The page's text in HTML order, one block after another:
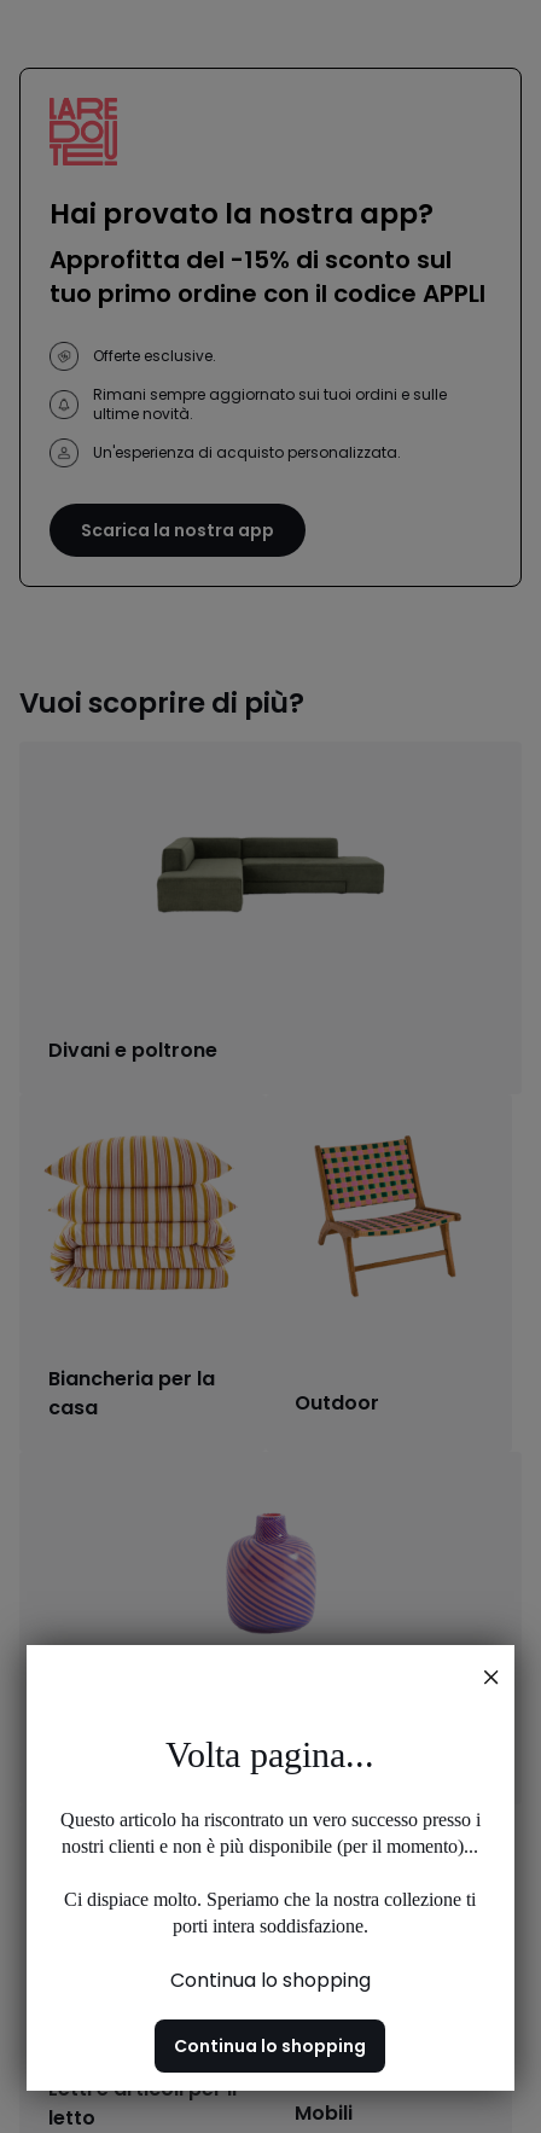
Hai provato la nostra app?
Approfitta del -15% di sconto sul
tuo primo ordine con il codice APPLI
Offerte esclusive.
Rimani sempre aggiornato sui tuoi ordini e sulle
ultime novità.
Un'esperienza di acquisto personalizzata.
Scarica la nostra app
Vuoi scoprire di più?
Divani e poltrone
Biancheria per la
casa
Outdoor
Complementi d'arredo
Letti e articoli per il
letto
Mobili
Volta pagina...
Questo articolo ha riscontrato un vero successo presso i
nostri clienti e non è più disponibile (per il momento)...
Ci dispiace molto. Speriamo che la nostra collezione ti
porti intera soddisfazione.
Continua lo shopping
Continua lo shopping